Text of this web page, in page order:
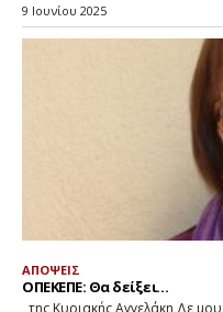
9 Ιουνίου 2025
ΑΠΟΨΕΙΣ
ΟΠΕΚΕΠΕ: Θα δείξει…